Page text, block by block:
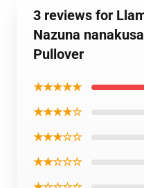
3 reviews for
Nazuna
Pullover
★★★★★
★★★★☆
★★★☆☆
★★☆☆☆